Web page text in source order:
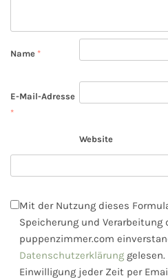
Name *
E-Mail-Adresse
*
Website
Mit der Nutzung dieses
Speicherung und Verarbeitung
puppenzimmer.com
Datenschutzerklärung
Einwilligung jeder Zeit per